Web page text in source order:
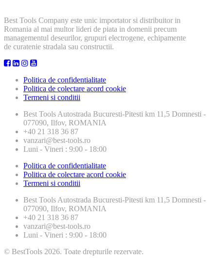
Best Tools Company este unic importator si distribuitor in
Romania al mai multor lideri de piata in domenii precum
managementul deseurilor, grupuri electrogene, echipamente
de curatenie stradala sau constructii.
Politica de confidentialitate
Politica de colectare acord cookie
Termeni si conditii
Best Tools Autostrada Bucuresti-Pitesti km 11,5 Domnesti -
077090, Ilfov, ROMANIA
+40 21 318 36 87
vanzari@best-tools.ro
Luni - Vineri : 9:00 - 18:00
Politica de confidentialitate
Politica de colectare acord cookie
Termeni si conditii
Best Tools Autostrada Bucuresti-Pitesti km 11,5 Domnesti -
077090, Ilfov, ROMANIA
+40 21 318 36 87
vanzari@best-tools.ro
Luni - Vineri : 9:00 - 18:00
© BestTools 2026. Toate drepturile rezervate.